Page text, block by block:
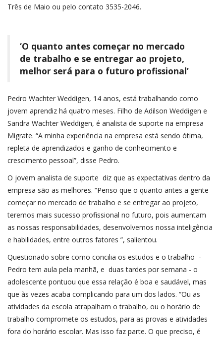
Três de Maio ou pelo contato 3535-2046.
‘O quanto antes começar no mercado
de trabalho e se entregar ao projeto,
melhor será para o futuro profissional’
Pedro Wachter Weddigen, 14 anos, está trabalhando como
jovem aprendiz há quatro meses. Filho de Adilson Weddigen e
Sandra Wachter Weddigen, é analista de suporte na empresa
Migrate. “A minha experiência na empresa está sendo ótima,
repleta de aprendizados e ganho de conhecimento e
crescimento pessoal”, disse Pedro.
O jovem analista de suporte diz que as expectativas dentro da
empresa são as melhores. “Penso que o quanto antes a gente
começar no mercado de trabalho e se entregar ao projeto,
teremos mais sucesso profissional no futuro, pois aumentam
as nossas responsabilidades, desenvolvemos nossa inteligência
e habilidades, entre outros fatores ”, salientou.
Questionado sobre como concilia os estudos e o trabalho -
Pedro tem aula pela manhã, e duas tardes por semana - o
adolescente pontuou que essa relação é boa e saudável, mas
que às vezes acaba complicando para um dos lados. “Ou as
atividades da escola atrapalham o trabalho, ou o horário de
trabalho compromete os estudos, para as provas e atividades
fora do horário escolar. Mas isso faz parte. O que preciso, é